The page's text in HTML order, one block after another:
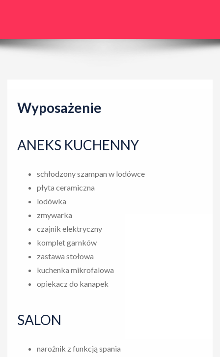
g
Wyposażenie
ANEKS KUCHENNY
schłodzony szampan w lodówce
płyta ceramiczna
lodówka
zmywarka
czajnik elektryczny
komplet garnków
zastawa stołowa
kuchenka mikrofalowa
opiekacz do kanapek
SALON
narożnik z funkcją spania